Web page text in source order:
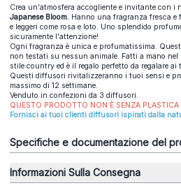
Crea un'atmosfera accogliente e invitante con i
Japanese Bloom. Hanno una fragranza fresca e
e leggeri come rosa e loto. Uno splendido
sicuramente l'attenzione!
Ogni fragranza è unica e profumatissima.
non testati su nessun animale. Fatti a mano
stile country ed è il regalo perfetto da regalare ai
Questi diffusori rivitalizzeranno i tuoi sensi e
massimo di 12 settimane.
Venduto in confezioni da 3 diffusori.
QUESTO PRODOTTO NON È SENZA PLASTICA
Fornisci ai tuoi clienti diffusori ispirati dalla
Specifiche e documentazione del
Informazioni Sulla Consegna